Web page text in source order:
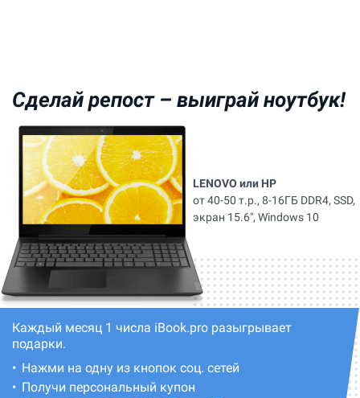
Сделай репост – выиграй ноутбук!
Каждый месяц 1 числа iBook.pro разыгрывает
подарки.
Нажми на одну из кнопок соц. сетей
Получи персональный купон
LENOVO или HP
от 40-50 т.р., 8-16ГБ DDR4, SSD,
экран 15.6", Windows 10